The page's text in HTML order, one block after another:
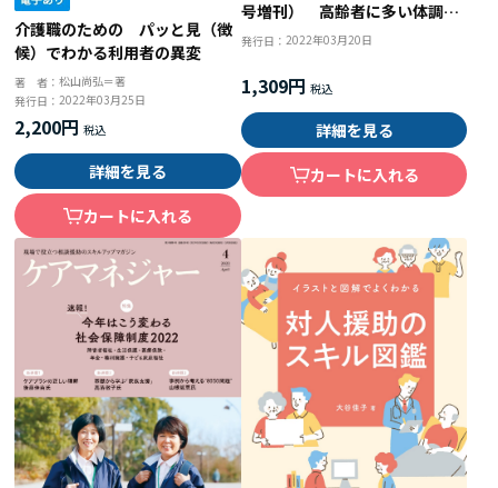
介護職のための パッと見（徴
候）でわかる利用者の異変
著 者：松山尚弘＝著
発行日：2022年03月25日
2,200円
詳細を見る
カートに入れる
号増刊） 高齢者に多い体調不
良・身体症状 キケンな変化に
発行日： 2022年03月20日
1,309円
詳細を見る
カートに入れる